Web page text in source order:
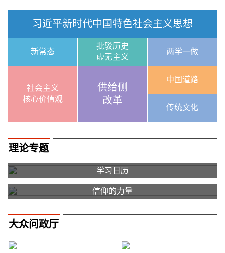
习近平新时代中国特色社会主义思想
新常态
批驳历史
虚无主义
两学一做
社会主义
核心价值观
供给侧
改革
中国道路
传统文化
理论专题
学习日历
信仰的力量
大众问政厅